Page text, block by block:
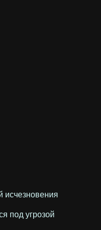
исчезновения
под угрозой